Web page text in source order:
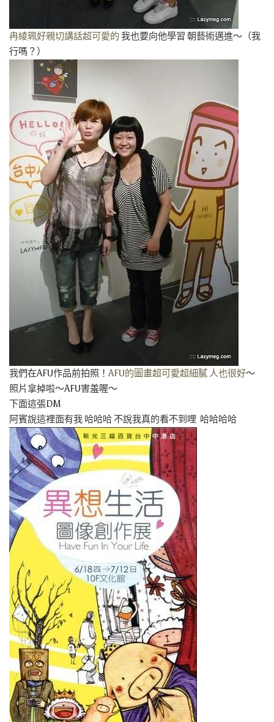
冉綾珮好親切講話超可愛的 我也要向他學習 朝藝術邁進～（我
行嗎？）
我們在AFU作品前拍照！ AFU的圖畫超可愛超細膩 人也很好～
照片拿掉啦～AFU害羞喔～
下面這張DM
阿賓說這裡面有我 哈哈哈 不說我真的看不到哩 哈哈哈哈